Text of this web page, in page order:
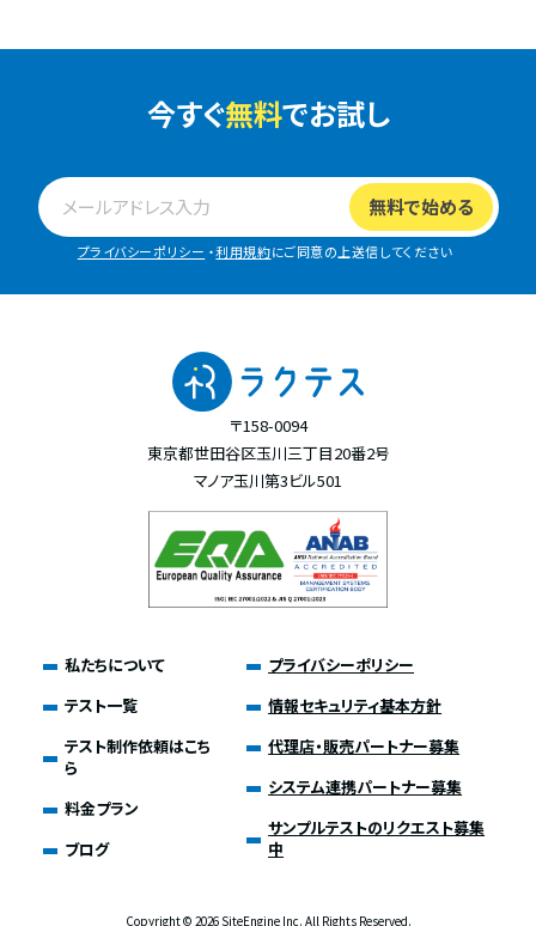
今すぐ無料でお試し
プライバシーポリシー ・利用規約にご同意の上送信してください
〒158-0094
東京都世田谷区玉川三丁目20番2号
マノア玉川第3ビル501
私たちについて
テスト一覧
テスト制作依頼はこち
ら
料金プラン
ブログ
プライバシーポリシー
情報セキュリティ基本方針
代理店・販売パートナー募集
システム連携パートナー募集
サンプルテストのリクエスト募集
中
Copyright © 2026 SiteEngine Inc. All Rights Reserved.